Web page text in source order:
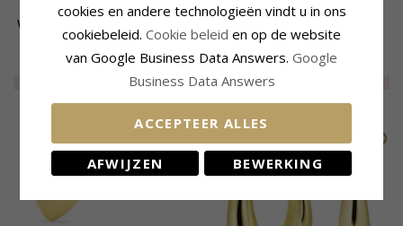
Waterproof parel oorbellen
in verguld staal - OCEANA
CHANTI prijs 32,-
23,-
8 mm waterproof creool in
verguld staal - OCEANA
CHANTI prijs 17,-
EXTRA
cookies en andere technologieën vindt u in ons
cookiebeleid. Cookie beleid en op de website
van Google Business Data Answers. Google
Business Data Answers
ACCEPTEER ALLES
AFWIJZEN BEWERKING